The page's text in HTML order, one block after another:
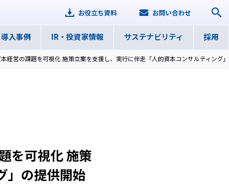
導入事例 IR・ 投資家情報 サステナビリティ 採用
お役立ち資料 お問い合わせ
経営の課題を可視化 施策立案を支援し、実行に伴走「人的資本コンサルティング
を可視化 施策
」の提供開始